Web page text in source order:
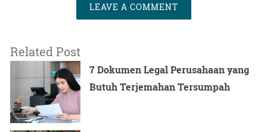
LEAVE A COMMENT
Related Post
7 Dokumen Legal Perusahaan yang
Butuh Terjemahan Tersumpah